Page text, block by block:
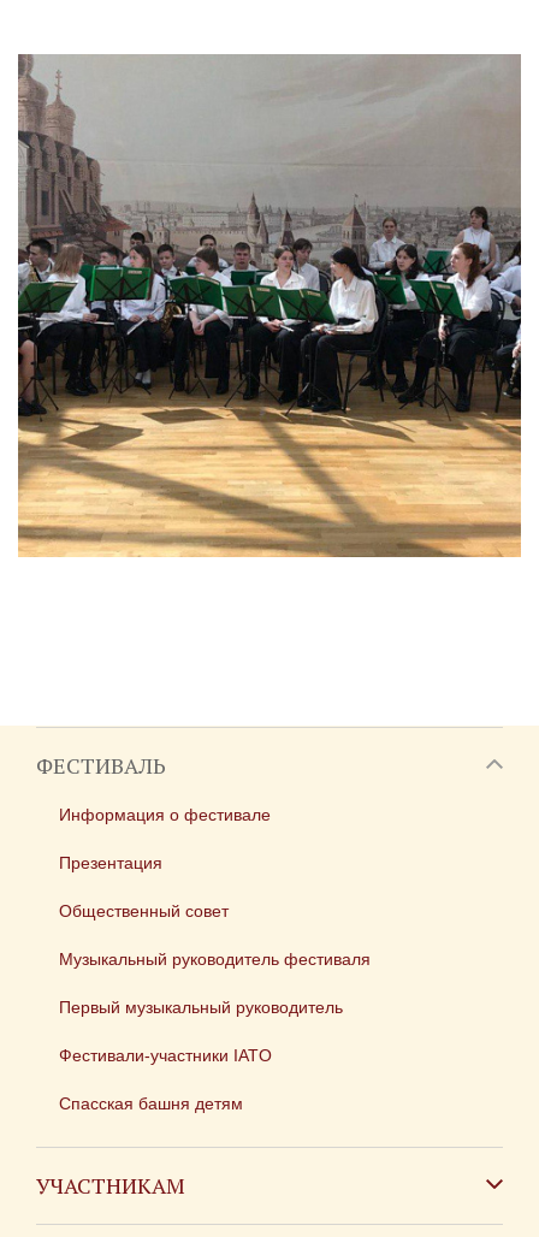
ФЕСТИВАЛЬ
Информация о фестивале
Презентация
Общественный совет
Музыкальный руководитель фестиваля
Первый музыкальный руководитель
Фестивали-участники IATO
Спасская башня детям
УЧАСТНИКАМ